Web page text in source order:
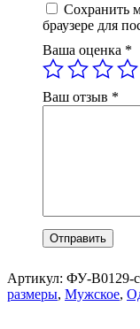
Сохранить
браузере для
Ваша оценка *
Ваш отзыв *
Артикул: ФУ-В0129-
размеры, Мужское,